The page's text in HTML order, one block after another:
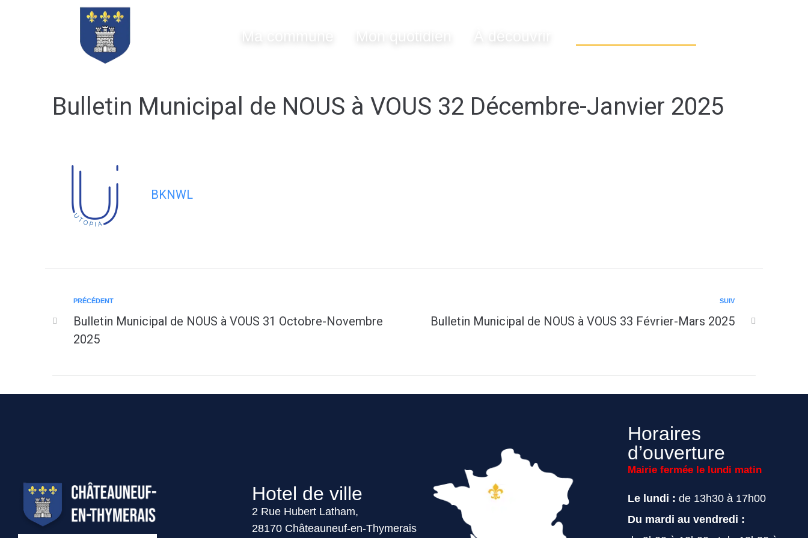
À découvrir
Bulletin Municipal de NOUS à VOUS 32 Décembre-Janvier 2025
BKNWL
PRÉCÉDENT
Bulletin Municipal de NOUS à VOUS 31 Octobre-Novembre
2025
SUIV
Bulletin Municipal de NOUS à VOUS 33 Février-Mars 2025
Hotel de ville
2 Rue Hubert Latham,
28170 Châteauneuf-en-Thymerais
Horaires
d’ouverture
Mairie fermée le lundi matin
Le lundi : de 13h30 à 17h00
Du mardi au vendredi :